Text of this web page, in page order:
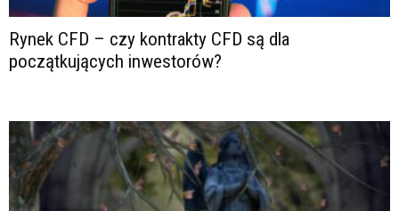
Rynek CFD – czy kontrakty CFD są dla
początkujących inwestorów?